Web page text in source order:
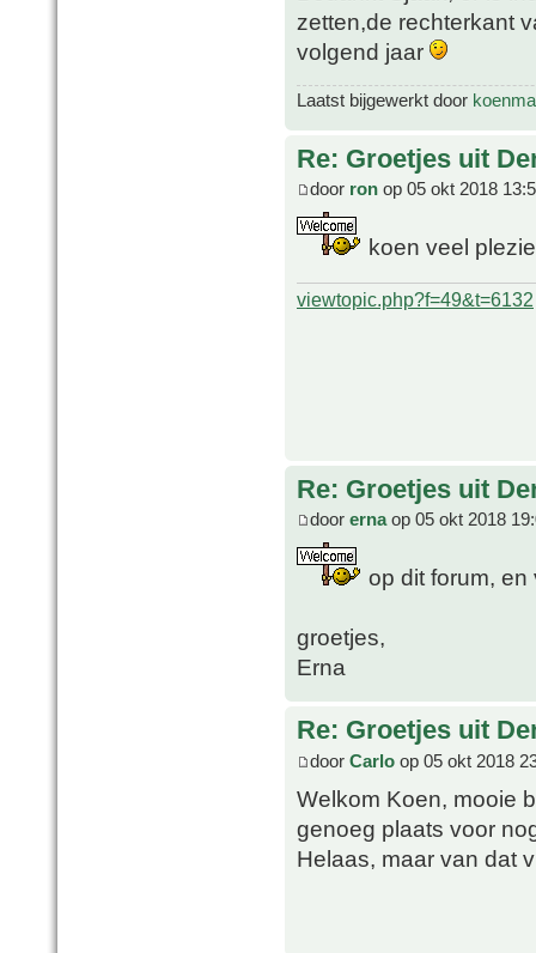
zetten,de rechterkant
volgend jaar
Laatst bijgewerkt door
Re: Groetjes uit
door ron op 05 okt 2018
koen veel
viewtopic.php?f=49&t=6132
Re: Groetjes uit
door ernaop 05 okt 2018
op dit forum,
groetjes,
Erna
Re: Groetjes uit
door Carlo op 05 okt 2018
Welkom Koen, mooie
genoeg plaats voor
Helaas, maar van dat